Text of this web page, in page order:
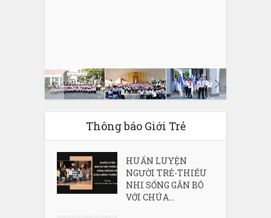
Thông báo Giới Trẻ
HUẤN LUYỆN
NGƯỜI TRẺ-THIẾU
NHI SỐNG GẮN BÓ
VỚI CHÚA...